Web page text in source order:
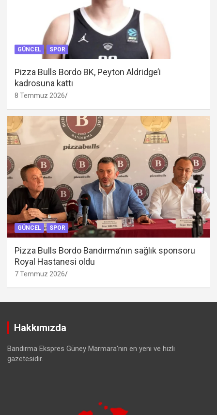
GÜNCEL SPOR
Pizza Bulls Bordo BK, Peyton Aldridge’i
kadrosuna kattı
8 Temmuz 2026
GÜNCEL SPOR
Pizza Bulls Bordo Bandırma’nın sağlık sponsoru
Royal Hastanesi oldu
7 Temmuz 2026
Hakkımızda
Bandırma Ekspres Güney Marmara'nın en yeni ve hızlı
gazetesidir.